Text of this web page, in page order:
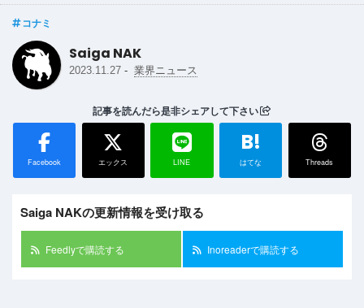
コナミ
Saiga NAK
2023.11.27 - 業界ニュース
記事を読んだら是非シェアして下さい
Facebook エックス LINE
B!
はてな Threads
Saiga NAKの更新情報を受け取る
Feedlyで購読する Inoreaderで購読する